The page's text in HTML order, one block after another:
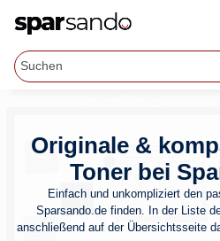
Originale &
Toner bei
Einfach und unkompliziert den
Sparsando.de finden. In der Liste
anschließend auf der Übersichtsseite